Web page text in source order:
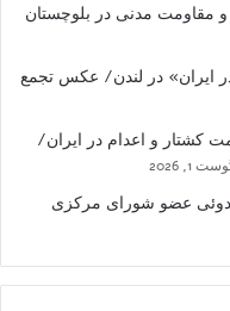
و مقاومت مدنی در بلوچستان
ایران» در لندن/ عکس تجمع
کشتار و اعدام در ایران/
1, 2026
بندوئی عضو شورای مرکزی